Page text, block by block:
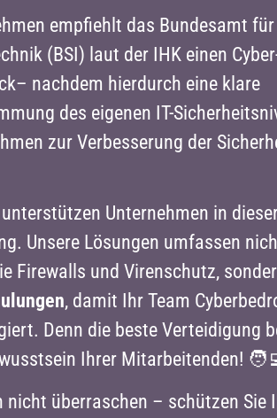
empfiehlt das Bundesamt
(BSI) laut der IHK einen
nachdem hierdurch eine klare
des eigenen IT-
zur Verbesserung der
unterstützen Unternehmen in
Unsere Lösungen umfassen
Firewalls und Virenschutz,
, damit Ihr Team
Denn die beste Verteidigung
Ihrer Mitarbeitenden!
nicht überraschen – schützen Sie